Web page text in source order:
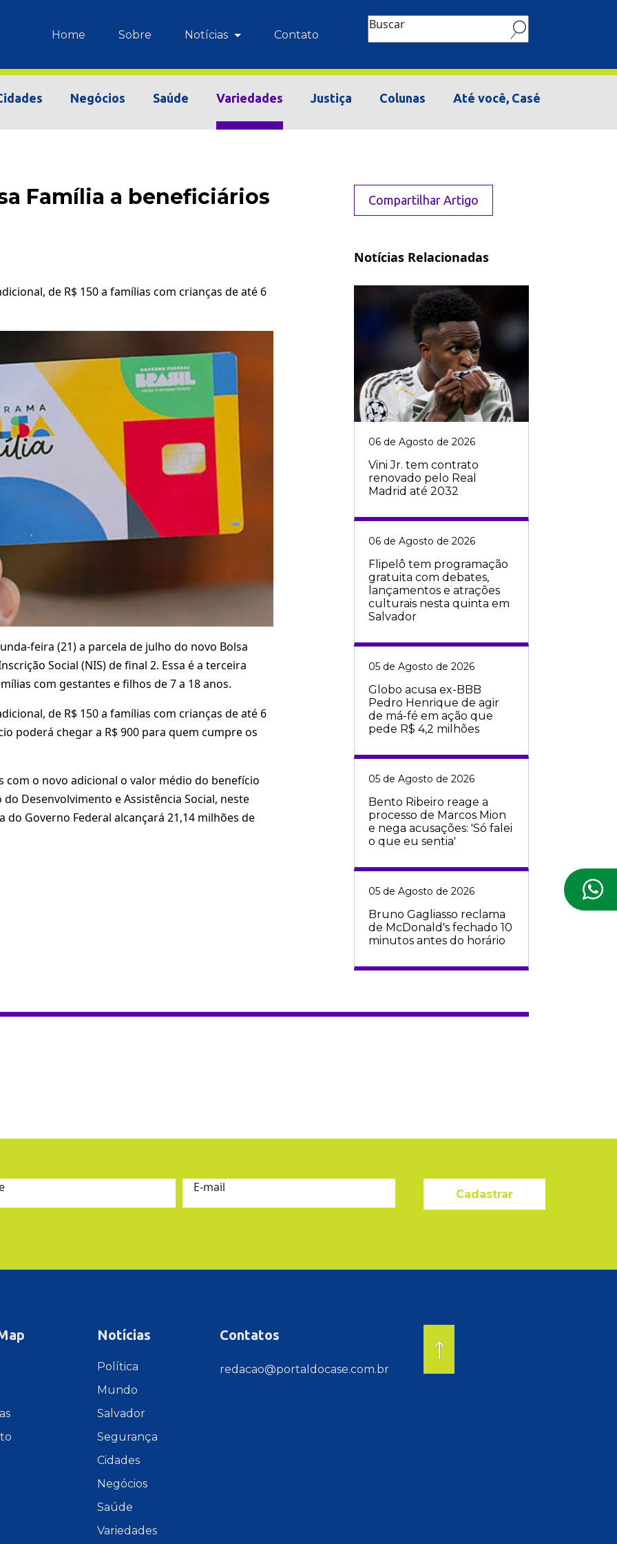
Home Sobre Notícias Contato
Buscar
Negócios Saúde Variedades Justiça Colunas Até você, Casé
Família a beneficiários
de R$ 150 a famílias com crianças de até 6
feira (21) a parcela de julho do novo Bolsa
Social (NIS) de final 2. Essa é a terceira
com gestantes e filhos de 7 a 18 anos.
de R$ 150 a famílias com crianças de até 6
poderá chegar a R$ 900 para quem cumpre os
com o novo adicional o valor médio do benefício
Desenvolvimento e Assistência Social, neste
Governo Federal alcançará 21,14 milhões de
Compartilhar Artigo
Notícias Relacionadas
06 de Agosto de 2026
Vini Jr. tem contrato
renovado pelo Real
Madrid até 2032
06 de Agosto de 2026
Flipelô tem programação
gratuita com debates,
lançamentos e atrações
culturais nesta quinta em
Salvador
05 de Agosto de 2026
Globo acusa ex-BBB
Pedro Henrique de agir
de má-fé em ação que
pede R$ 4,2 milhões
05 de Agosto de 2026
Bento Ribeiro reage a
processo de Marcos Mion
e nega acusações: 'Só falei
o que eu sentia'
05 de Agosto de 2026
Bruno Gagliasso reclama
de McDonald's fechado 10
minutos antes do horário
E-mail Cadastrar
Notícias
Política
Mundo
Salvador
Segurança
Cidades
Negócios
Saúde
Variedades
Contatos
redacao@portaldocase.com.br